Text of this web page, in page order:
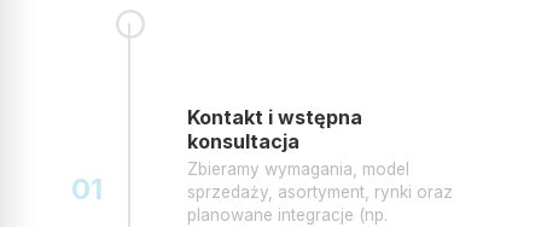
Kontakt i wstępna
konsultacja
Zbieramy wymagania, model
sprzedaży, asortyment, rynki oraz
planowane integracje (np.
01